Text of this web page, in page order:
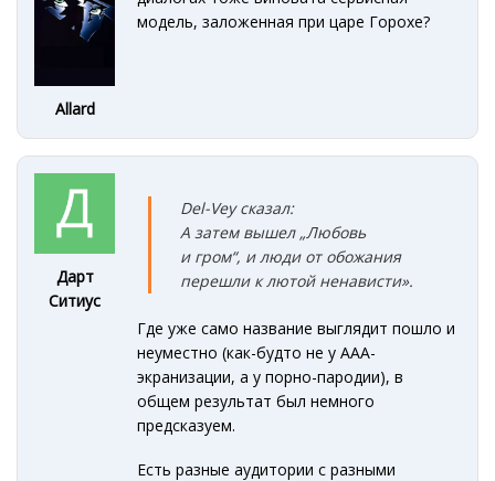
Allard
модель, заложенная при царе Горохе?
Дарт
Ситиус
Del-Vey сказал:
А затем вышел „Любовь
и гром“, и люди от обожания
перешли к лютой ненависти».
Где уже само название выглядит пошло и
неуместно (как-будто не у ААА-
экранизации, а у порно-пародии), в
общем результат был немного
предсказуем.
Есть разные аудитории с разными